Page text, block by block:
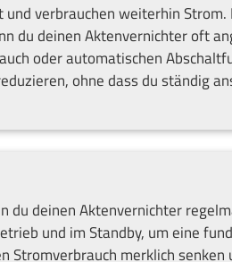
verbrauchen weiterhin
du deinen Aktenvernichter oft
oder automatischen
ohne dass du ständig
du deinen Aktenvernichter
und im Standby, um eine
merklich senken